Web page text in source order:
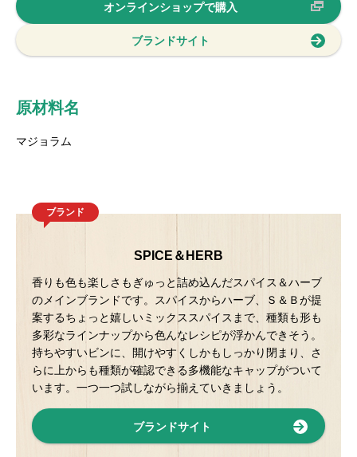
オンラインショップで購入
ブランドサイト
原材料名
マジョラム
ブランド
SPICE＆HERB
香りも色も楽しさもぎゅっと詰め込んだスパイス＆ハーブ
のメインブランドです。スパイスからハーブ、Ｓ＆Ｂが提
案するちょっと嬉しいミックススパイスまで、種類も形も
多彩なラインナップから色んなレシピが浮かんできそう。
持ちやすいビンに、開けやすくしかもしっかり閉まり、さ
らに上からも種類が確認できる多機能なキャップがついて
います。一つ一つ試しながら揃えていきましょう。
ブランドサイト